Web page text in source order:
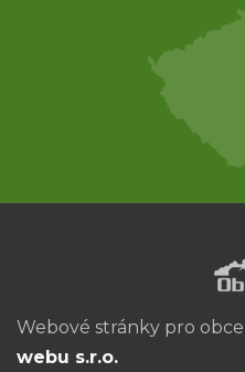
Webové stránky pro
webu s.r.o.